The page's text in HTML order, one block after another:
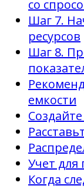
со
Шаг 7.
ресурсов
Шаг 8.
емкости
Учет для
Когда